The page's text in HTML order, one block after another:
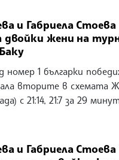
и Габриела Стоева
жени на
1 българки
вторите в схемата
с 21:14, 21:7 за 29
и Габриела Стоева